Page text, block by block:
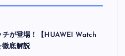
チが登場！【HUAWEI Watch
徹底解説